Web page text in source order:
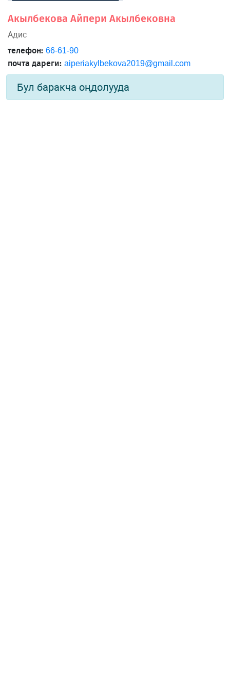
Акылбекова Айпери Акылбековна
Адис
телефон: 66-61-90
почта дареги: aiperiakylbekova2019@gmail.com
Бул баракча оңдолууда